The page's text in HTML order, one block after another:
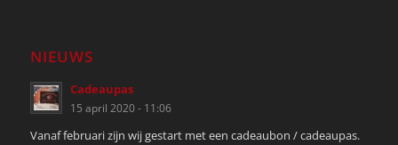
NIEUWS
Cadeaupas
15 april 2020 - 11:06
Vanaf februari zijn wij gestart met een cadeaubon / cadeaupas.